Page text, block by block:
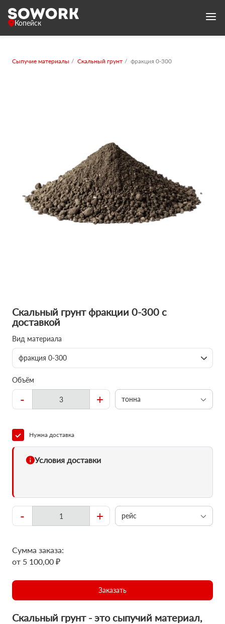
Копейск
Сыпучие материалы Скальный грунт фракция 0-300
Скальный грунт фракции 0-300 с
доставкой
Вид материала
фракция 0-300
Объём
- + тонна
Нужна доставка
Условия доставки
- + рейс
Сумма заказа:
от 5 100,00 ₽
Заказать
Скальный грунт - это сыпучий материал,